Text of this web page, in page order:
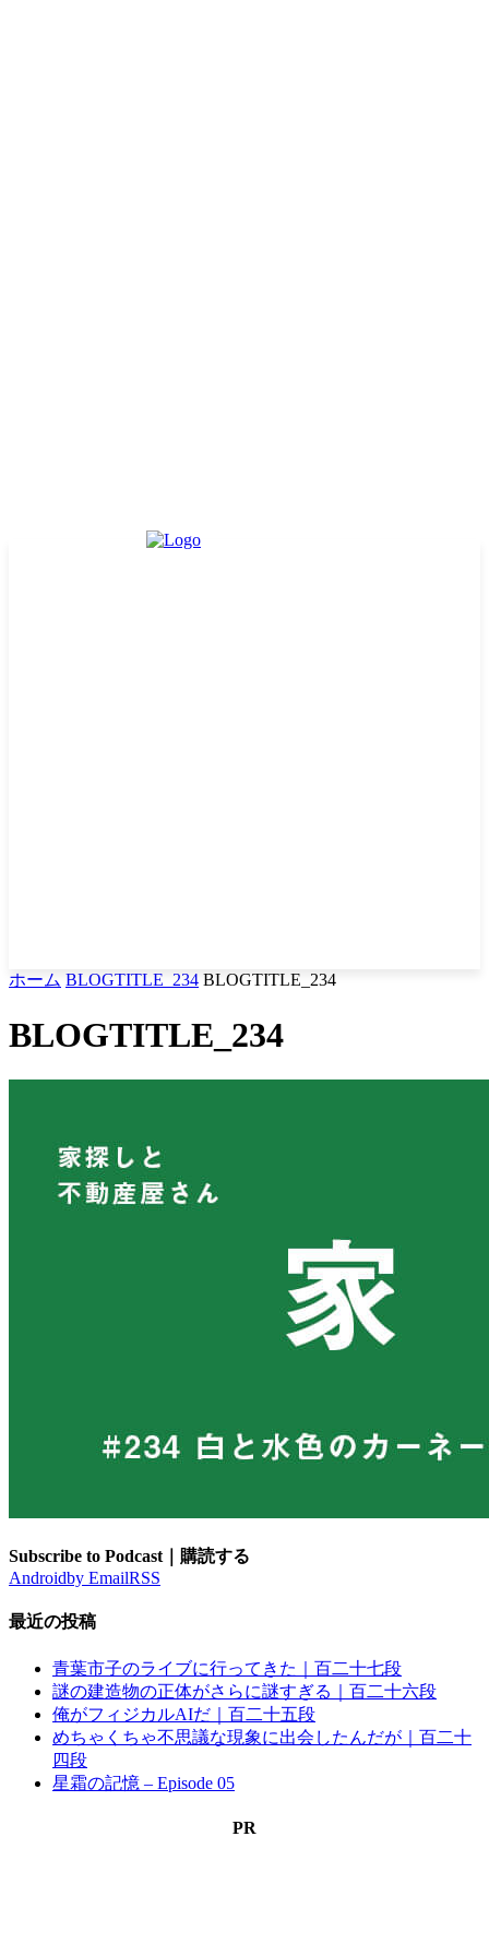
ホーム BLOGTITLE_234 BLOGTITLE_234
BLOGTITLE_234
Subscribe to Podcast｜購読する
Androidby EmailRSS
最近の投稿
青葉市子のライブに行ってきた｜百二十七段
謎の建造物の正体がさらに謎すぎる｜百二十六段
俺がフィジカルAIだ｜百二十五段
めちゃくちゃ不思議な現象に出会したんだが｜百二十
四段
星霜の記憶 – Episode 05
PR